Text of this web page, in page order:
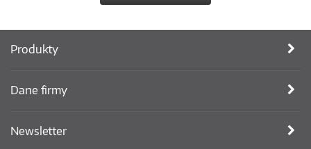
Produkty
Dane firmy
Newsletter